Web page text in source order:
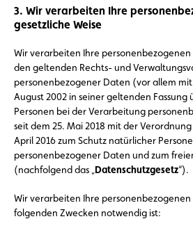
3. Wir verarbeiten Ihre
gesetzliche Weise
Wir verarbeiten Ihre
den geltenden Rechts- und
personenbezogener Daten (vor allem mit
August 2002 in seiner geltenden Fassung
Personen bei der Verarbeitung
seit dem 25. Mai 2018 mit der Verordnung
April 2016 zum Schutz natürlicher
personenbezogener Daten und zum
(nachfolgend das „ Datenschutzgesetz“).
Wir verarbeiten Ihre personenbezogenen
folgenden Zwecken notwendig ist: